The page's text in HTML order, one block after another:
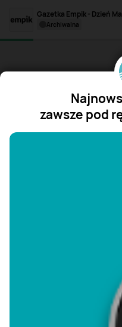
Gazetka Empik - Dzień
archiwalna
zawsze pod
"/>